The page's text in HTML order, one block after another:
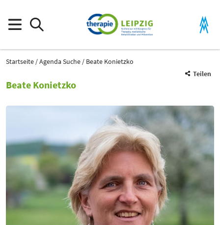
Startseite Agenda Suche
Beate Konietzko
Teilen
Beate Konietzko